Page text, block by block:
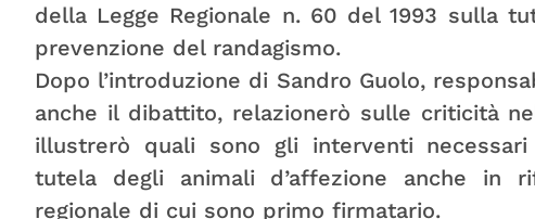
della Legge Regionale n. 60 del 1993 sulla
prevenzione del randagismo.
Dopo l’introduzione di Sandro Guolo,
anche il dibattito, relazionerò sulle criticità
illustrerò quali sono gli interventi
tutela degli animali d’affezione anche in
regionale di cui sono primo firmatario.